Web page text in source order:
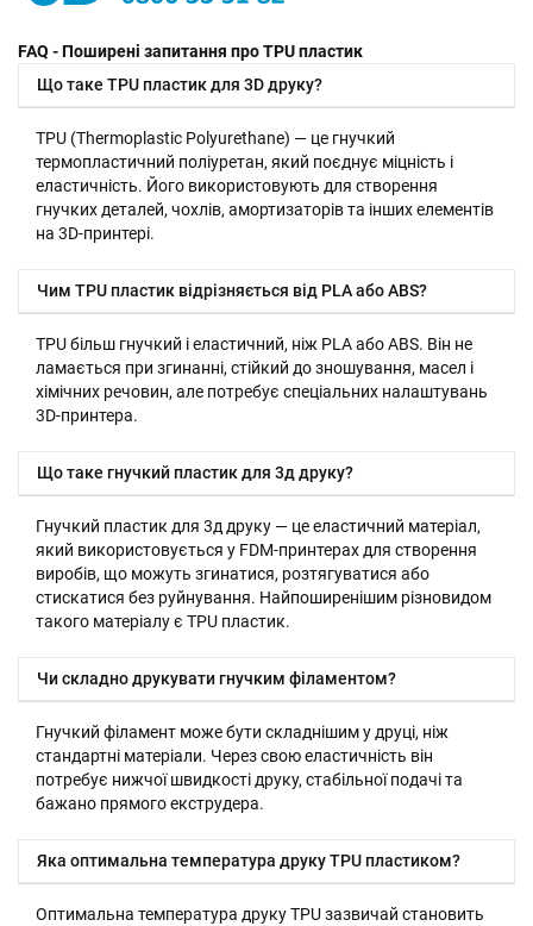
FAQ - Поширені запитання про TPU пластик
Що таке TPU пластик для 3D друку?
TPU (Thermoplastic Polyurethane) — це гнучкий
термопластичний поліуретан, який поєднує міцність і
еластичність. Його використовують для створення
гнучких деталей, чохлів, амортизаторів та інших елементів
на 3D-принтері.
Чим TPU пластик відрізняється від PLA або ABS?
TPU більш гнучкий і еластичний, ніж PLA або ABS. Він не
ламається при згинанні, стійкий до зношування, масел і
хімічних речовин, але потребує спеціальних налаштувань
3D-принтера.
Що таке гнучкий пластик для 3д друку?
Гнучкий пластик для 3д друку — це еластичний матеріал,
який використовується у FDM-принтерах для створення
виробів, що можуть згинатися, розтягуватися або
стискатися без руйнування. Найпоширенішим різновидом
такого матеріалу є TPU пластик.
Чи складно друкувати гнучким філаментом?
Гнучкий філамент може бути складнішим у друці, ніж
стандартні матеріали. Через свою еластичність він
потребує нижчої швидкості друку, стабільної подачі та
бажано прямого екструдера.
Яка оптимальна температура друку TPU пластиком?
Оптимальна температура друку TPU зазвичай становить